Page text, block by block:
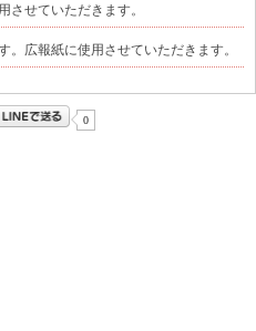
させていただきます。
広報紙に使用させていただきます。
0